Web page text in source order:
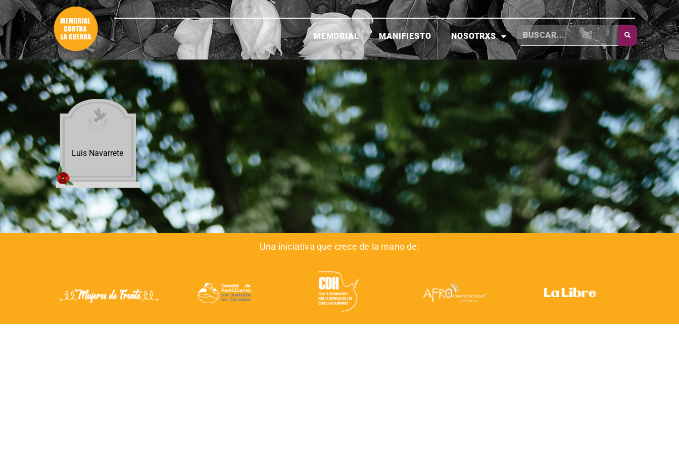
MEMORIAL MANIFIESTO NOSOTRXS
Luis Navarrete
Una iniciativa que crece de la mano de: